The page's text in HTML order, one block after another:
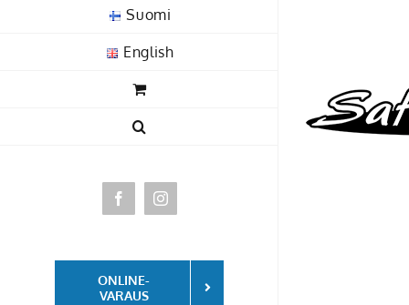
Suomi
English
FacebookInstagram
ONLINE-
VARAUS